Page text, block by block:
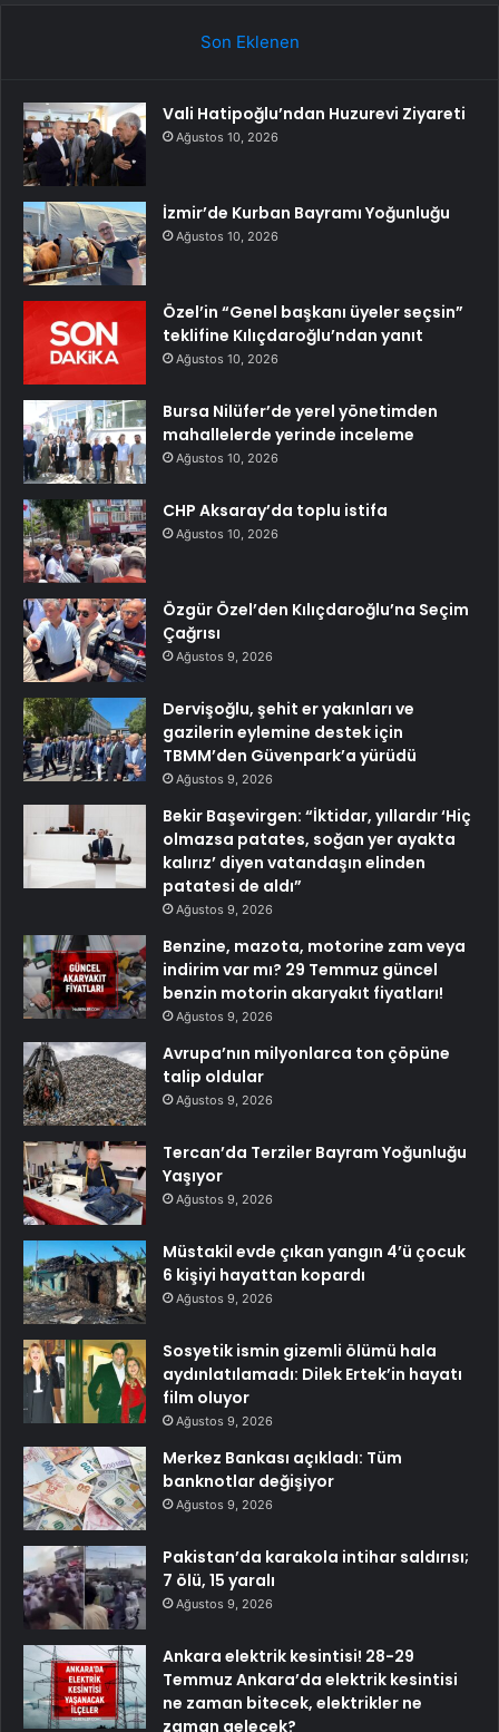
Son Eklenen
Vali Hatipoğlu’ndan Huzurevi Ziyareti
Ağustos 10, 2026
İzmir’de Kurban Bayramı Yoğunluğu
Ağustos 10, 2026
Özel’in “Genel başkanı üyeler seçsin”
teklifine Kılıçdaroğlu’ndan yanıt
Ağustos 10, 2026
Bursa Nilüfer’de yerel yönetimden
mahallelerde yerinde inceleme
Ağustos 10, 2026
CHP Aksaray’da toplu istifa
Ağustos 10, 2026
Özgür Özel’den Kılıçdaroğlu’na Seçim
Çağrısı
Ağustos 9, 2026
Dervişoğlu, şehit er yakınları ve
gazilerin eylemine destek için
TBMM’den Güvenpark’a yürüdü
Ağustos 9, 2026
Bekir Başevirgen: “İktidar, yıllardır ‘Hiç
olmazsa patates, soğan yer ayakta
kalırız’ diyen vatandaşın elinden
patatesi de aldı”
Ağustos 9, 2026
Benzine, mazota, motorine zam veya
indirim var mı? 29 Temmuz güncel
benzin motorin akaryakıt fiyatları!
Ağustos 9, 2026
Avrupa’nın milyonlarca ton çöpüne
talip oldular
Ağustos 9, 2026
Tercan’da Terziler Bayram Yoğunluğu
Yaşıyor
Ağustos 9, 2026
Müstakil evde çıkan yangın 4’ü çocuk
6 kişiyi hayattan kopardı
Ağustos 9, 2026
Sosyetik ismin gizemli ölümü hala
aydınlatılamadı: Dilek Ertek’in hayatı
film oluyor
Ağustos 9, 2026
Merkez Bankası açıkladı: Tüm
banknotlar değişiyor
Ağustos 9, 2026
Pakistan’da karakola intihar saldırısı;
7 ölü, 15 yaralı
Ağustos 9, 2026
Ankara elektrik kesintisi! 28-29
Temmuz Ankara’da elektrik kesintisi
ne zaman bitecek, elektrikler ne
zaman gelecek?